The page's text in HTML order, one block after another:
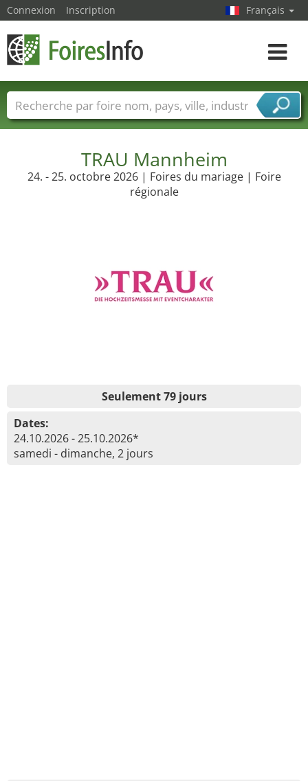
TRAU Mannheim
24. - 25. octobre 2026 | Foires du mariage | Foire
régionale
Seulement 79 jours
Dates:
24.10.2026 - 25.10.2026*
samedi - dimanche, 2 jours
Connexion Inscription Français
Toggle
Foire noms Pays Villes
Secteurs de foire